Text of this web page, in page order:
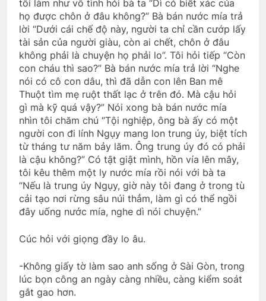
tôi làm như vô tình hỏi bà ta “Dì có biết xác của
họ được chôn ở đâu không?” Bà bán nước mía trả
lời “Dưới cái chế độ này, người ta chỉ cần cướp lấy
tài sản của người giàu, còn ai chết, chôn ở đâu
không phải là chuyện họ phải lo”. Tôi hỏi tiếp “Còn
con cháu thì sao?” Bà bán nước mía trả lời “Nghe
nói có cô con dâu, thì đã dẫn con lên Ban mê
Thuột tìm mẹ ruột thất lạc ở trên đó. Mà cậu hỏi
gì mà kỹ quá vậy?” Nói xong bà bán nước mía
nhìn tôi chăm chú “Tội nghiệp, ông bà ấy có một
người con đi lính Ngụy mang lon trung úy, biệt tích
từ tháng tư năm bảy lăm. Ông trung úy đó có phải
là cậu không?” Có tật giật mình, hồn vía lên mây,
tôi kêu thêm một ly nước mía rồi nói với bà ta
“Nếu là trung úy Ngụy, giờ này tôi đang ở trong tù
cải tạo nơi rừng sâu núi thẳm, làm gì có thể ngồi
đây uống nước mía, nghe dì nói chuyện.”
Cúc hỏi với giọng đầy lo âu.
-Không giấy tờ làm sao anh sống ở Sài Gòn, trong
lúc bọn công an ngày càng nhiều, càng kiểm soát
gắt gao hơn.